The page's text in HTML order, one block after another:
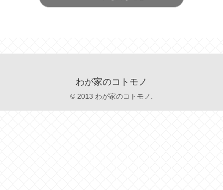
わが家のコトモノ
© 2013 わが家のコトモノ.